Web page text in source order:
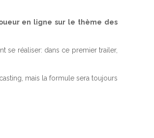
en ligne sur le thème des
se réaliser: dans ce premier trailer,
mais la formule sera toujours